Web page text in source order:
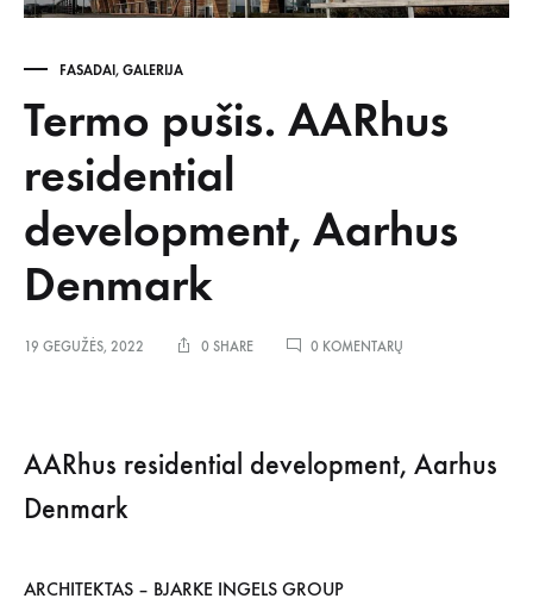
FASADAI, GALERIJA
Termo pušis. AARhus
residential
development, Aarhus
Denmark
19 GEGUŽĖS, 2022 0 SHARE 0 KOMENTARŲ
DEVELOPMENT,
AARHUS
AARhus residential development, Aarhus
Denmark
ARCHITEKTAS – BJARKE INGELS GROUP